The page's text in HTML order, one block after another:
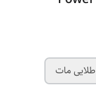
طلایی مات